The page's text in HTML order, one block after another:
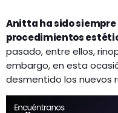
Anitta ha sido siempre
procedimientos
pasado, entre ellos,
embargo, en esta
desmentido los nuevos